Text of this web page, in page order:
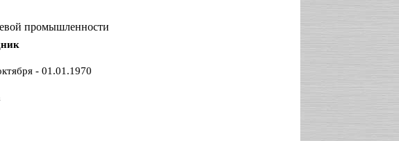
промышленности
- 01.01.1970